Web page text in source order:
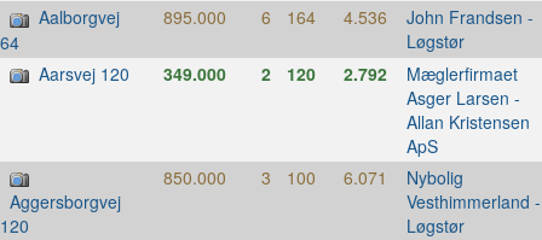
Aalborgvej
64
895.000 6 164 4.536 John Frandsen -
Løgstør
Aarsvej 120
349.000 2 120 2.792 Mæglerfirmaet
Asger Larsen -
Allan Kristensen
ApS
Aggersborgvej
120
850.000 3 100 6.071 Nybolig
Vesthimmerland -
Løgstør